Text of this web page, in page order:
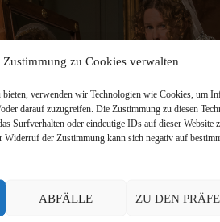
Zustimmung zu Cookies verwalten
bieten, verwenden wir Technologien wie Cookies, um
darauf zuzugreifen. Die Zustimmung zu diesen
Surfverhalten oder eindeutige IDs auf dieser Website
der Zustimmung kann sich negativ auf
ABFÄLLE ZU DEN